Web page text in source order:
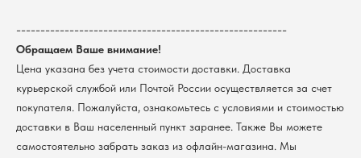
--------------------------------------------------------
Обращаем Ваше внимание!
Цена указана без учета стоимости доставки. Доставка
курьерской службой или Почтой России осуществляется за счет
покупателя. Пожалуйста, ознакомьтесь с условиями и стоимостью
доставки в Ваш населенный пункт заранее. Также Вы можете
самостоятельно забрать заказ из офлайн-магазина. Мы
Контакты
Политика обработки персональных данных
Согласие на обработку персональных данных
ИНН 5408106490
КПП 540801001